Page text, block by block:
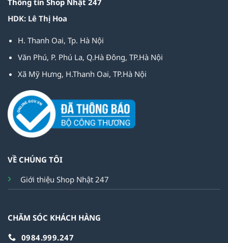
Thông tin Shop Nhật 247
HDK: Lê Thị Hoa
H. Thanh Oai, Tp. Hà Nội
Văn Phú, P. Phú La, Q.Hà Đông, TP.Hà Nội
Xã Mỹ Hưng, H.Thanh Oai, TP.Hà Nội
VỀ CHÚNG TÔI
Giới thiệu Shop Nhật 247
CHĂM SÓC KHÁCH HÀNG
0984.999.247